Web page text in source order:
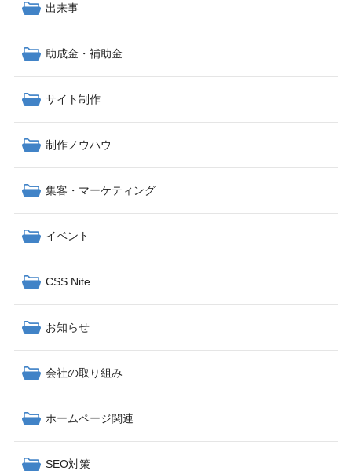
出来事
助成金・補助金
サイト制作
制作ノウハウ
集客・マーケティング
イベント
CSS Nite
お知らせ
会社の取り組み
ホームページ関連
SEO対策